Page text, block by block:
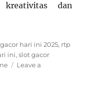
dan
hari ini 2025, rtp
ini,slot gacor
Leave a